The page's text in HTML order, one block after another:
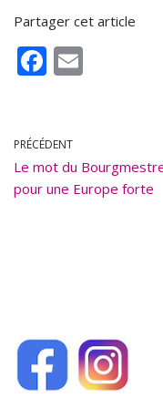
Partager cet article
F
b
o
o
PRÉCÉDENT
Le mot du
pour une Europe forte